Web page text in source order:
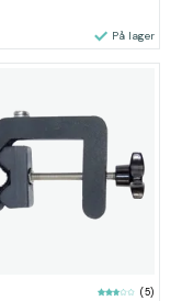
På lager
(5)